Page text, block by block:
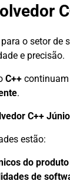
o setor
e precisão.
C++
.
C++
estão:
do produto
de